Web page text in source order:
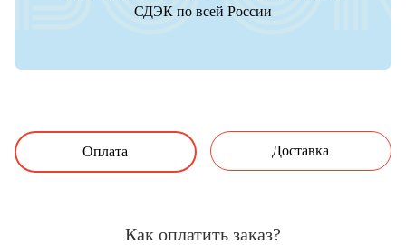
СДЭК по всей России
Оплата Доставка
Как оплатить заказ?